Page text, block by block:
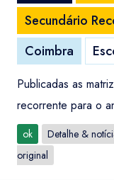
Secundário
Coimbra
Publicadas as
recorrente para o
ok
Detalhe &
original